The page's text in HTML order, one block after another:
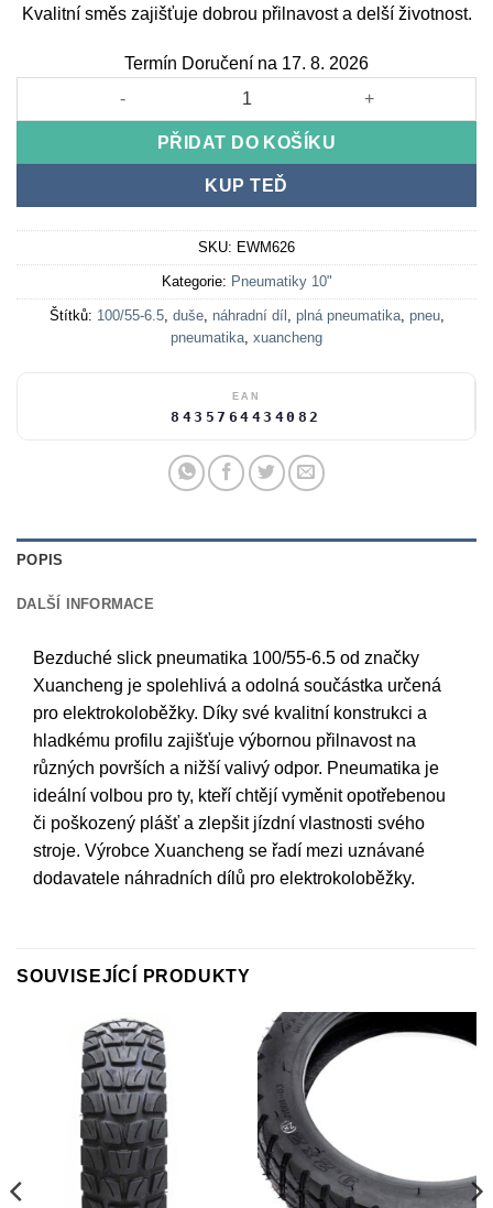
Kvalitní směs zajišťuje dobrou přilnavost a delší životnost.
Termín Doručení na 17. 8. 2026
Tubeless Slick Tire 100/55-6.5 [Xuancheng] množství
PŘIDAT DO KOŠÍKU
KUP TEĎ
SKU: EWM626
Kategorie: Pneumatiky 10"
Štítků: 100/55-6.5, duše, náhradní díl , plná pneumatika, pneu,
pneumatika, xuancheng
EAN
8435764434082
POPIS
DALŠÍ INFORMACE
Bezduché slick pneumatika 100/55-6.5 od značky
Xuancheng je spolehlivá a odolná součástka určená
pro elektrokoloběžky. Díky své kvalitní konstrukci a
hladkému profilu zajišťuje výbornou přilnavost na
různých površích a nižší valivý odpor. Pneumatika je
ideální volbou pro ty, kteří chtějí vyměnit opotřebenou
či poškozený plášť a zlepšit jízdní vlastnosti svého
stroje. Výrobce Xuancheng se řadí mezi uznávané
dodavatele náhradních dílů pro elektrokoloběžky.
SOUVISEJÍCÍ PRODUKTY